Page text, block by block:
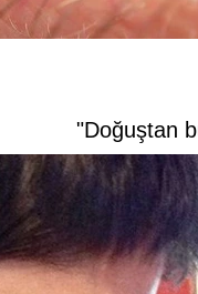
"Doğuştan